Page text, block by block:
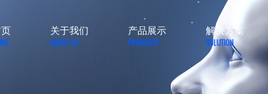
关于我们
ABOUT US
产品展示
PRODUCTS
解决方案
SOLUTION